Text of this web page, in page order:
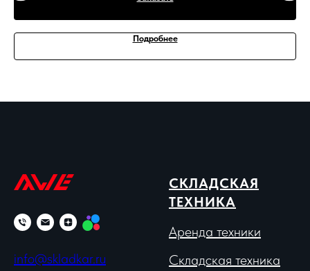
Подробнее
info@skladkar.ru
СКЛАДСКАЯ
ТЕХНИКА
Аренда техники
Складская техника